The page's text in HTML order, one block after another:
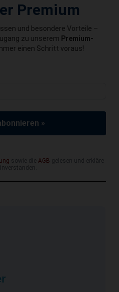
Premium
und besondere Vorteile –
zu unserem Premium-
einen Schritt voraus!
»
sowie die AGB gelesen und erkläre